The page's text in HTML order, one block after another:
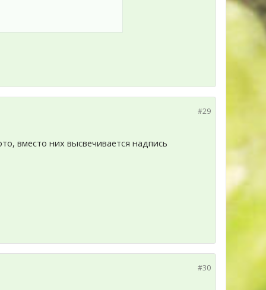
#29
вместо них высвечивается надпись
#30